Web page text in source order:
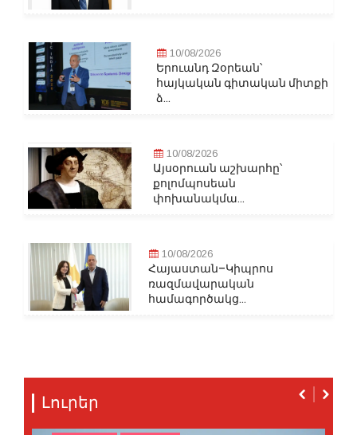
10/08/2026
Երուանդ Զօրեան՝
հայկական գիտական միտքի
ձ...
10/08/2026
Այսօրուան աշխարհը՝
քոլոմպոսեան
փոխանակմա...
10/08/2026
Հայաստան–Կիպրոս
ռազմավարական
համագործակց...
Լուրեր